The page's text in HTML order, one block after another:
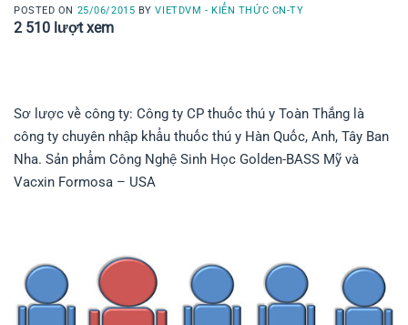
POSTED ON 25/06/2015 BYVIETDVM - KIẾN THỨC CN-TY
2 510 lượt xem
Sơ lược về công ty: Công ty CP thuốc thú y Toàn Thắng là
công ty chuyên nhập khẩu thuốc thú y Hàn Quốc, Anh, Tây Ban
Nha. Sản phẩm Công Nghệ Sinh Học Golden-BASS Mỹ và
Vacxin Formosa – USA